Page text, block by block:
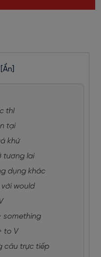
[Ẩn]
thì
tại
khứ
tương lai
dụng khác
với would
something
to V
câu trực tiếp